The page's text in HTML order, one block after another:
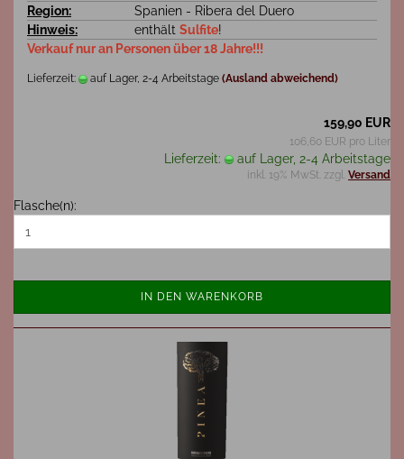
Region:
Spanien - Ribera del Duero
Hinweis:
enthält Sulfite!
Verkauf nur an Personen über 18 Jahre!!!
Lieferzeit: auf Lager, 2-4 Arbeitstage (Ausland abweichend)
159,90 EUR
106,60 EUR pro Liter
Lieferzeit: auf Lager, 2-4 Arbeitstage
inkl. 19% MwSt. zzgl. Versand
Flasche(n):
IN DEN WARENKORB